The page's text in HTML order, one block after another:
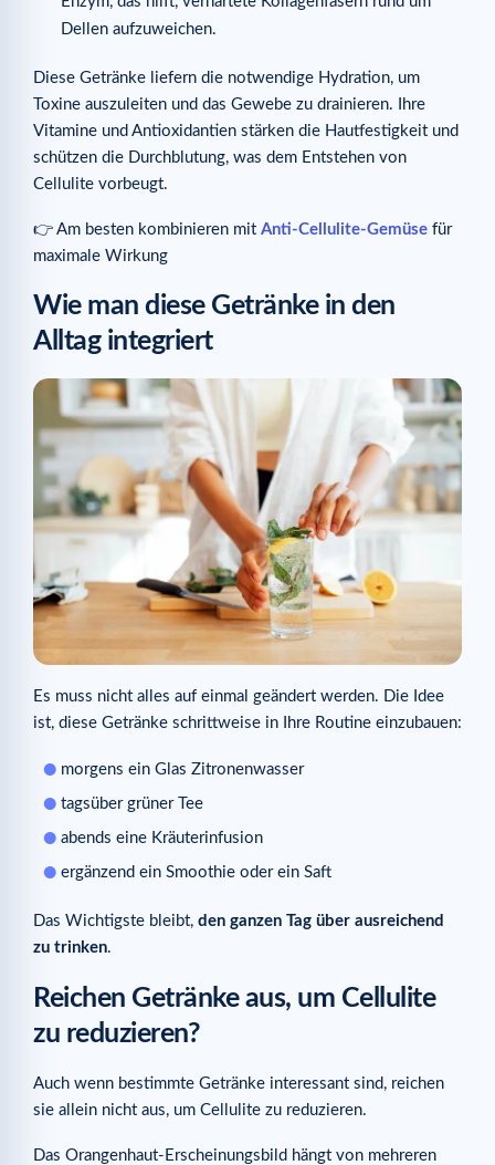
Dellen aufzuweichen.
Diese Getränke liefern die notwendige Hydration, um
Toxine auszuleiten und das Gewebe zu drainieren. Ihre
Vitamine und Antioxidantien stärken die Hautfestigkeit und
schützen die Durchblutung, was dem Entstehen von
Cellulite vorbeugt.
👉 Am besten kombinieren mit Anti-Cellulite-Gemüse für
maximale Wirkung
Wie man diese Getränke in den
Alltag integriert
Es muss nicht alles auf einmal geändert werden. Die Idee
ist, diese Getränke schrittweise in Ihre Routine einzubauen:
morgens ein Glas Zitronenwasser
tagsüber grüner Tee
abends eine Kräuterinfusion
ergänzend ein Smoothie oder ein Saft
Das Wichtigste bleibt, den ganzen Tag über ausreichend
zu trinken.
Reichen Getränke aus, um Cellulite
zu reduzieren?
Auch wenn bestimmte Getränke interessant sind, reichen
sie allein nicht aus, um Cellulite zu reduzieren.
Das Orangenhaut-Erscheinungsbild hängt von mehreren